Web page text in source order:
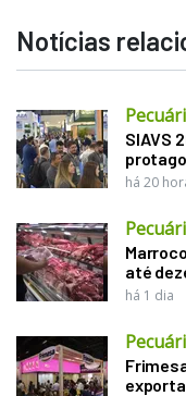
Notícias
SIAVS
há 20
até
há 1 dia